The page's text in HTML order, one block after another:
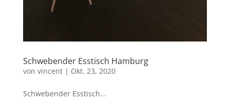
Schwebender Esstisch Hamburg
von vincent| Okt. 23, 2020
Schwebender Esstisch...